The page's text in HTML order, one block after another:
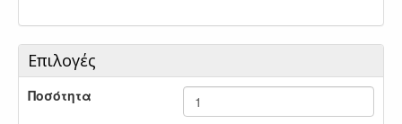
Επιλογές
Ποσότητα